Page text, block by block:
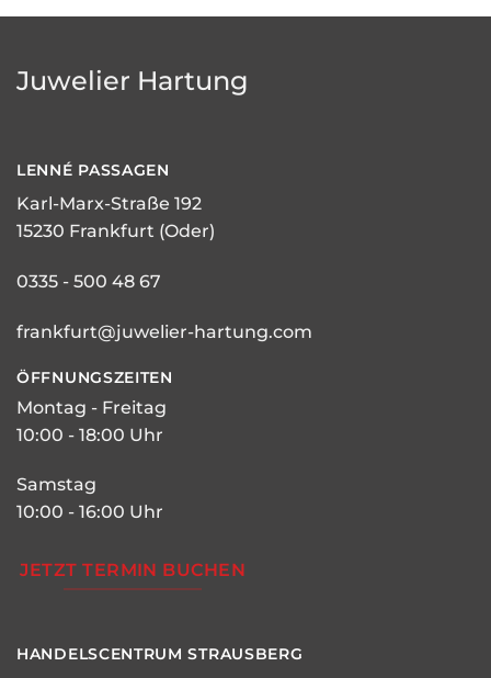
Juwelier Hartung
LENNÉ PASSAGEN
Karl-Marx-Straße 192
15230 Frankfurt (Oder)
0335 - 500 48 67
frankfurt@juwelier-hartung.com
ÖFFNUNGSZEITEN
Montag - Freitag
10:00 - 18:00 Uhr
Samstag
10:00 - 16:00 Uhr
JETZT TERMIN BUCHEN
HANDELSCENTRUM STRAUSBERG